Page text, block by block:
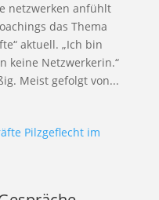
netzwerken anfühlt
das Thema
aktuell. „Ich bin
keine Netzwerkerin.“
Meist gefolgt von...